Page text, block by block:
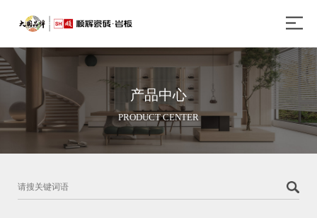
产品中心
PRODUCT CENTER